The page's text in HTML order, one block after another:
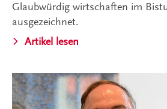
Glaubwürdig wirtschaften im
ausgezeichnet.
Artikel lesen